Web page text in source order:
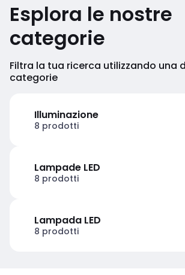
Esplora le nostre
categorie
Filtra la tua ricerca utilizzando una
categorie
Illuminazione
8 prodotti
Lampade LED
8 prodotti
Lampada LED
8 prodotti